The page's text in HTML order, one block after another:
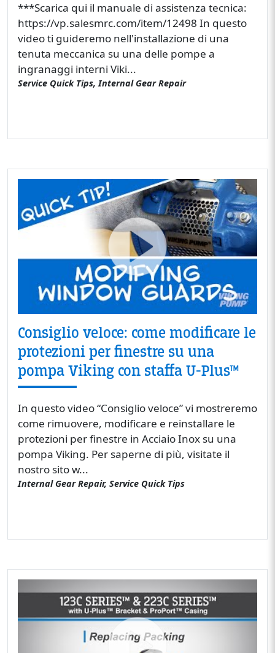
***Scarica qui il manuale di assistenza tecnica:
https://vp.salesmrc.com/item/12498 In questo
video ti guideremo nell'installazione di una
tenuta meccanica su una delle pompe a
ingranaggi interni Viki...
Service Quick Tips, Internal Gear Repair
Consiglio veloce: come modificare le
protezioni per finestre su una
pompa Viking con staffa U-Plus™
In questo video “Consiglio veloce” vi mostreremo
come rimuovere, modificare e reinstallare le
protezioni per finestre in Acciaio Inox su una
pompa Viking. Per saperne di più, visitate il
nostro sito w...
Internal Gear Repair, Service Quick Tips